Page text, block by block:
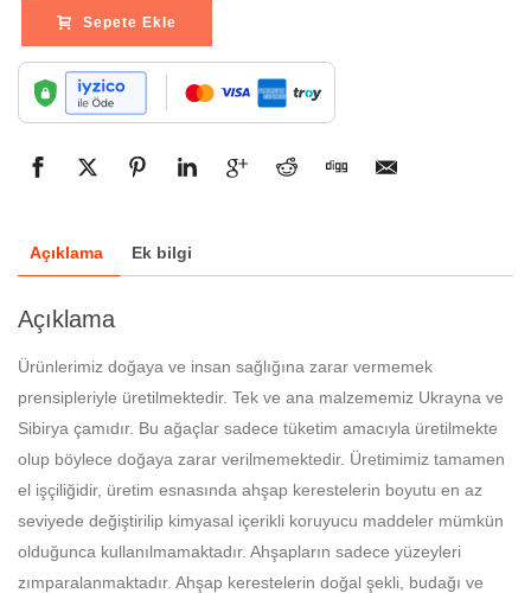
Sepete Ekle
Açıklama Ek bilgi
Açıklama
Ürünlerimiz doğaya ve insan sağlığına zarar vermemek
prensipleriyle üretilmektedir. Tek ve ana malzememiz Ukrayna ve
Sibirya çamıdır. Bu ağaçlar sadece tüketim amacıyla üretilmekte
olup böylece doğaya zarar verilmemektedir. Üretimimiz tamamen
el işçiliğidir, üretim esnasında ahşap kerestelerin boyutu en az
seviyede değiştirilip kimyasal içerikli koruyucu maddeler mümkün
olduğunca kullanılmamaktadır. Ahşapların sadece yüzeyleri
zımparalanmaktadır. Ahşap kerestelerin doğal şekli, budağı ve